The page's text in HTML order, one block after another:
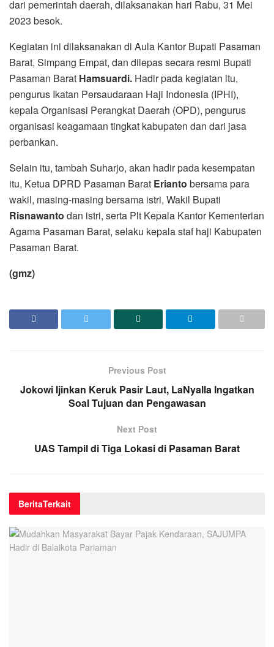
dari pemerintah daerah, dilaksanakan hari Rabu, 31 Mei
2023 besok.
Kegiatan ini dilaksanakan di Aula Kantor Bupati Pasaman
Barat, Simpang Empat, dan dilepas secara resmi Bupati
Pasaman Barat Hamsuardi. Hadir pada kegiatan itu,
pengurus Ikatan Persaudaraan Haji Indonesia (IPHI),
kepala Organisasi Perangkat Daerah (OPD), pengurus
organisasi keagamaan tingkat kabupaten dan dari jasa
perbankan.
Selain itu, tambah Suharjo, akan hadir pada kesempatan
itu, Ketua DPRD Pasaman Barat Erianto bersama para
wakil, masing-masing bersama istri, Wakil Bupati
Risnawanto dan istri, serta Plt Kepala Kantor Kementerian
Agama Pasaman Barat, selaku kepala staf haji Kabupaten
Pasaman Barat.
(gmz)
Previous Post
Jokowi Ijinkan Keruk Pasir Laut, LaNyalla Ingatkan
Soal Tujuan dan Pengawasan
Next Post
UAS Tampil di Tiga Lokasi di Pasaman Barat
BeritaTerkait